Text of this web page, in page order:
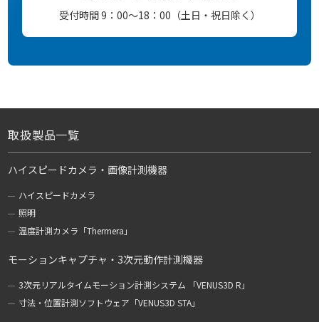
受付時間 9：00～18：00（土日・祝日除く）
取扱製品一覧
ハイスピードカメラ・画像計測機器
ハイスピードカメラ
照明
温度計測カメラ「Thermera」
モーションキャプチャ・3次元動作計測機器
3次元リアルタイムモーション計測システム 「VENUS3D R」
寸法・位置計測ソフトウェア「VENUS3D STA」